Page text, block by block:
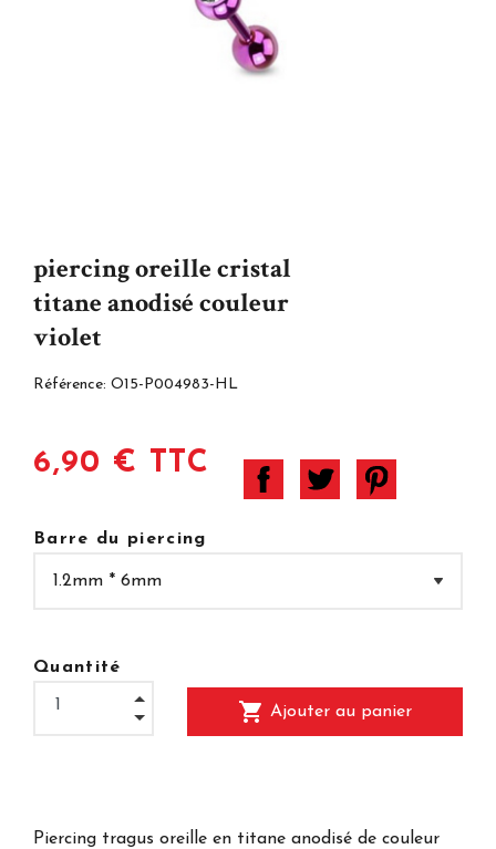
piercing oreille cristal
titane anodisé couleur
violet
Référence: O15-P004983-HL
6,90 € TTC
Barre du piercing
Quantité
shopping_cart Ajouter au panier
Piercing tragus oreille en titane anodisé de couleur